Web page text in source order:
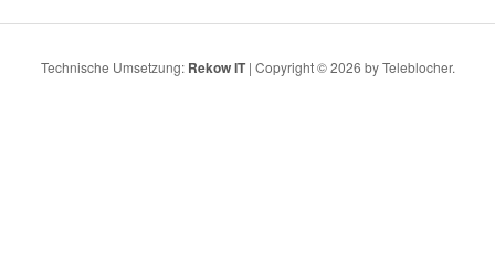
Technische Umsetzung: Rekow IT| Copyright © 2026 by Teleblocher.